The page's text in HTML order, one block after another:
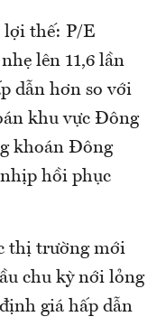
lợi thế: P/E
lên 11,6 lần
dẫn hơn so với
khu vực Đông
khoán Đông
hồi phục
thị trường mới
chu kỳ nới lỏng
giá hấp dẫn